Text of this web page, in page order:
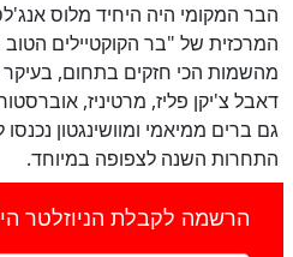
הבר המקומי היה היחיד מלוס
המרכזית של "בר הקוקטיילים
מהשמות הכי חזקים בתחום, בעיקר
דאבל צ'יקן פליז, מרטיניז,
גם ברים ממיאמי ומוושינגטון
התחרות השנה לצפופה במיוחד.
הרשמה לקבלת הניוזלטר